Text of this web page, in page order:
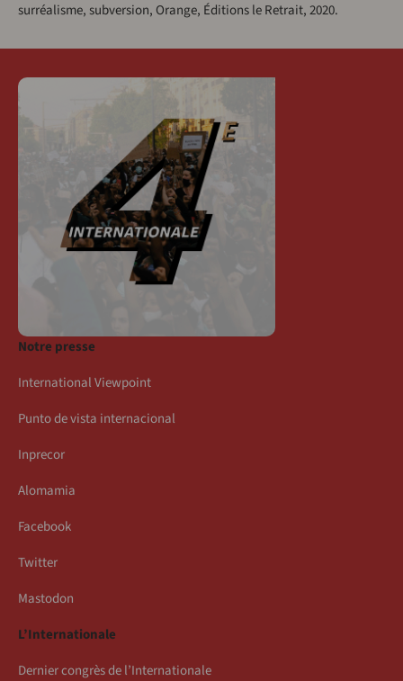
surréalisme, subversion, Orange, Éditions le Retrait, 2020.
Notre presse
International Viewpoint
Punto de vista internacional
Inprecor
Alomamia
Facebook
Twitter
Mastodon
L’Internationale
Dernier congrès de l’Internationale